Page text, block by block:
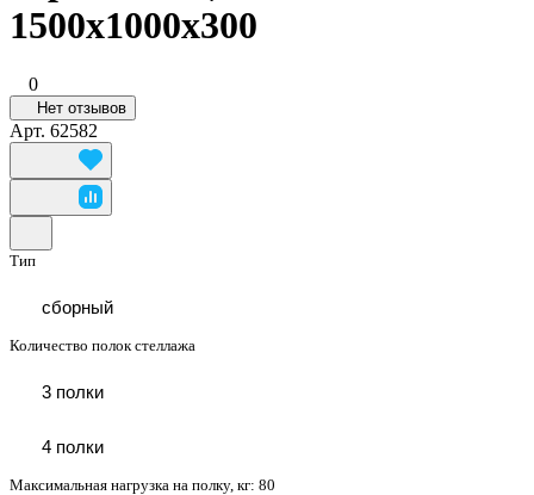
1500x1000x300
0
Нет отзывов
Арт. 62582
Тип
сборный
Количество полок стеллажа
3 полки
4 полки
Максимальная нагрузка на полку, кг: 80